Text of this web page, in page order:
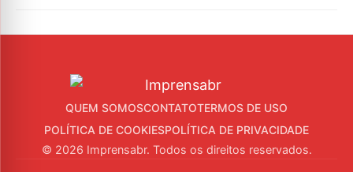
QUEM SOMOSCONTATOTERMOS DE USO
POLÍTICA DE COOKIESPOLÍTICA DE PRIVACIDADE
© 2026 Imprensabr. Todos os direitos reservados.